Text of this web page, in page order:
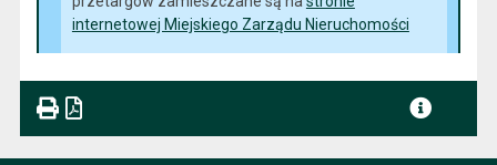
internetowej Miejskiego Zarządu Nieruchomości